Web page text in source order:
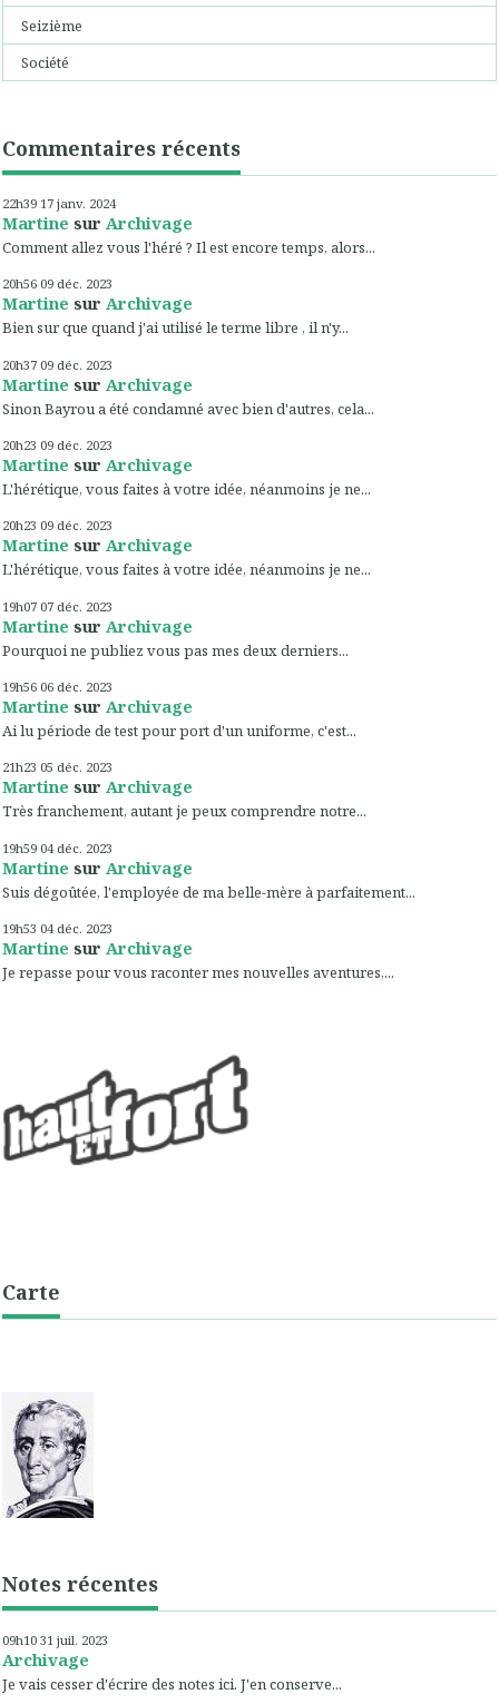
Seizième
Société
Commentaires récents
22h39 17 janv. 2024
Martine sur Archivage
Comment allez vous l'héré ? Il est encore temps, alors...
20h56 09 déc. 2023
Martine sur Archivage
Bien sur que quand j'ai utilisé le terme libre , il n'y...
20h37 09 déc. 2023
Martine sur Archivage
Sinon Bayrou a été condamné avec bien d'autres, cela...
20h23 09 déc. 2023
Martine sur Archivage
L'hérétique, vous faites à votre idée, néanmoins je ne...
20h23 09 déc. 2023
Martine sur Archivage
L'hérétique, vous faites à votre idée, néanmoins je ne...
19h07 07 déc. 2023
Martine sur Archivage
Pourquoi ne publiez vous pas mes deux derniers...
19h56 06 déc. 2023
Martine sur Archivage
Ai lu période de test pour port d'un uniforme, c'est...
21h23 05 déc. 2023
Martine sur Archivage
Très franchement, autant je peux comprendre notre...
19h59 04 déc. 2023
Martine sur Archivage
Suis dégoûtée, l'employée de ma belle-mère à parfaitement...
19h53 04 déc. 2023
Martine sur Archivage
Je repasse pour vous raconter mes nouvelles aventures,...
Carte
Notes récentes
09h10 31 juil. 2023
Archivage
Je vais cesser d'écrire des notes ici. J'en conserve...